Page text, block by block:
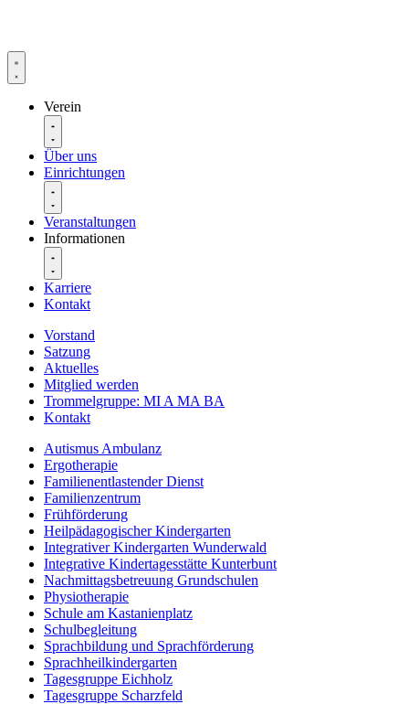
Verein
Über uns
Einrichtungen
Veranstaltungen
Informationen
Karriere
Kontakt
Vorstand
Satzung
Aktuelles
Mitglied werden
Trommelgruppe: MI A MA BA
Kontakt
Autismus Ambulanz
Ergotherapie
Familienentlastender Dienst
Familienzentrum
Frühförderung
Heilpädagogischer Kindergarten
Integrativer Kindergarten Wunderwald
Integrative Kindertagesstätte Kunterbunt
Nachmittagsbetreuung Grundschulen
Physiotherapie
Schule am Kastanienplatz
Schulbegleitung
Sprachbildung und Sprachförderung
Sprachheilkindergarten
Tagesgruppe Eichholz
Tagesgruppe Scharzfeld